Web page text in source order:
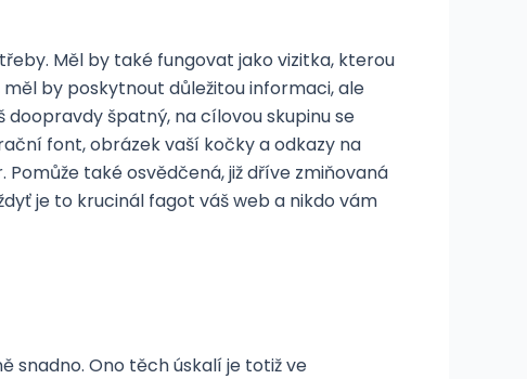
Měl by také fungovat jako vizitka, kterou
by poskytnout důležitou informaci, ale
špatný, na cílovou skupinu se
font, obrázek vaší kočky a odkazy na
také osvědčená, již dříve zmiňovaná
je to krucinál fagot váš web a nikdo vám
snadno. Ono těch úskalí je totiž ve